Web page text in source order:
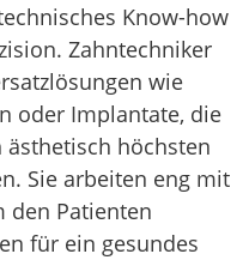
Know-how
Zahntechniker
wie
oder Implantate, die
höchsten
Sie arbeiten eng mit
den Patienten
für ein gesundes